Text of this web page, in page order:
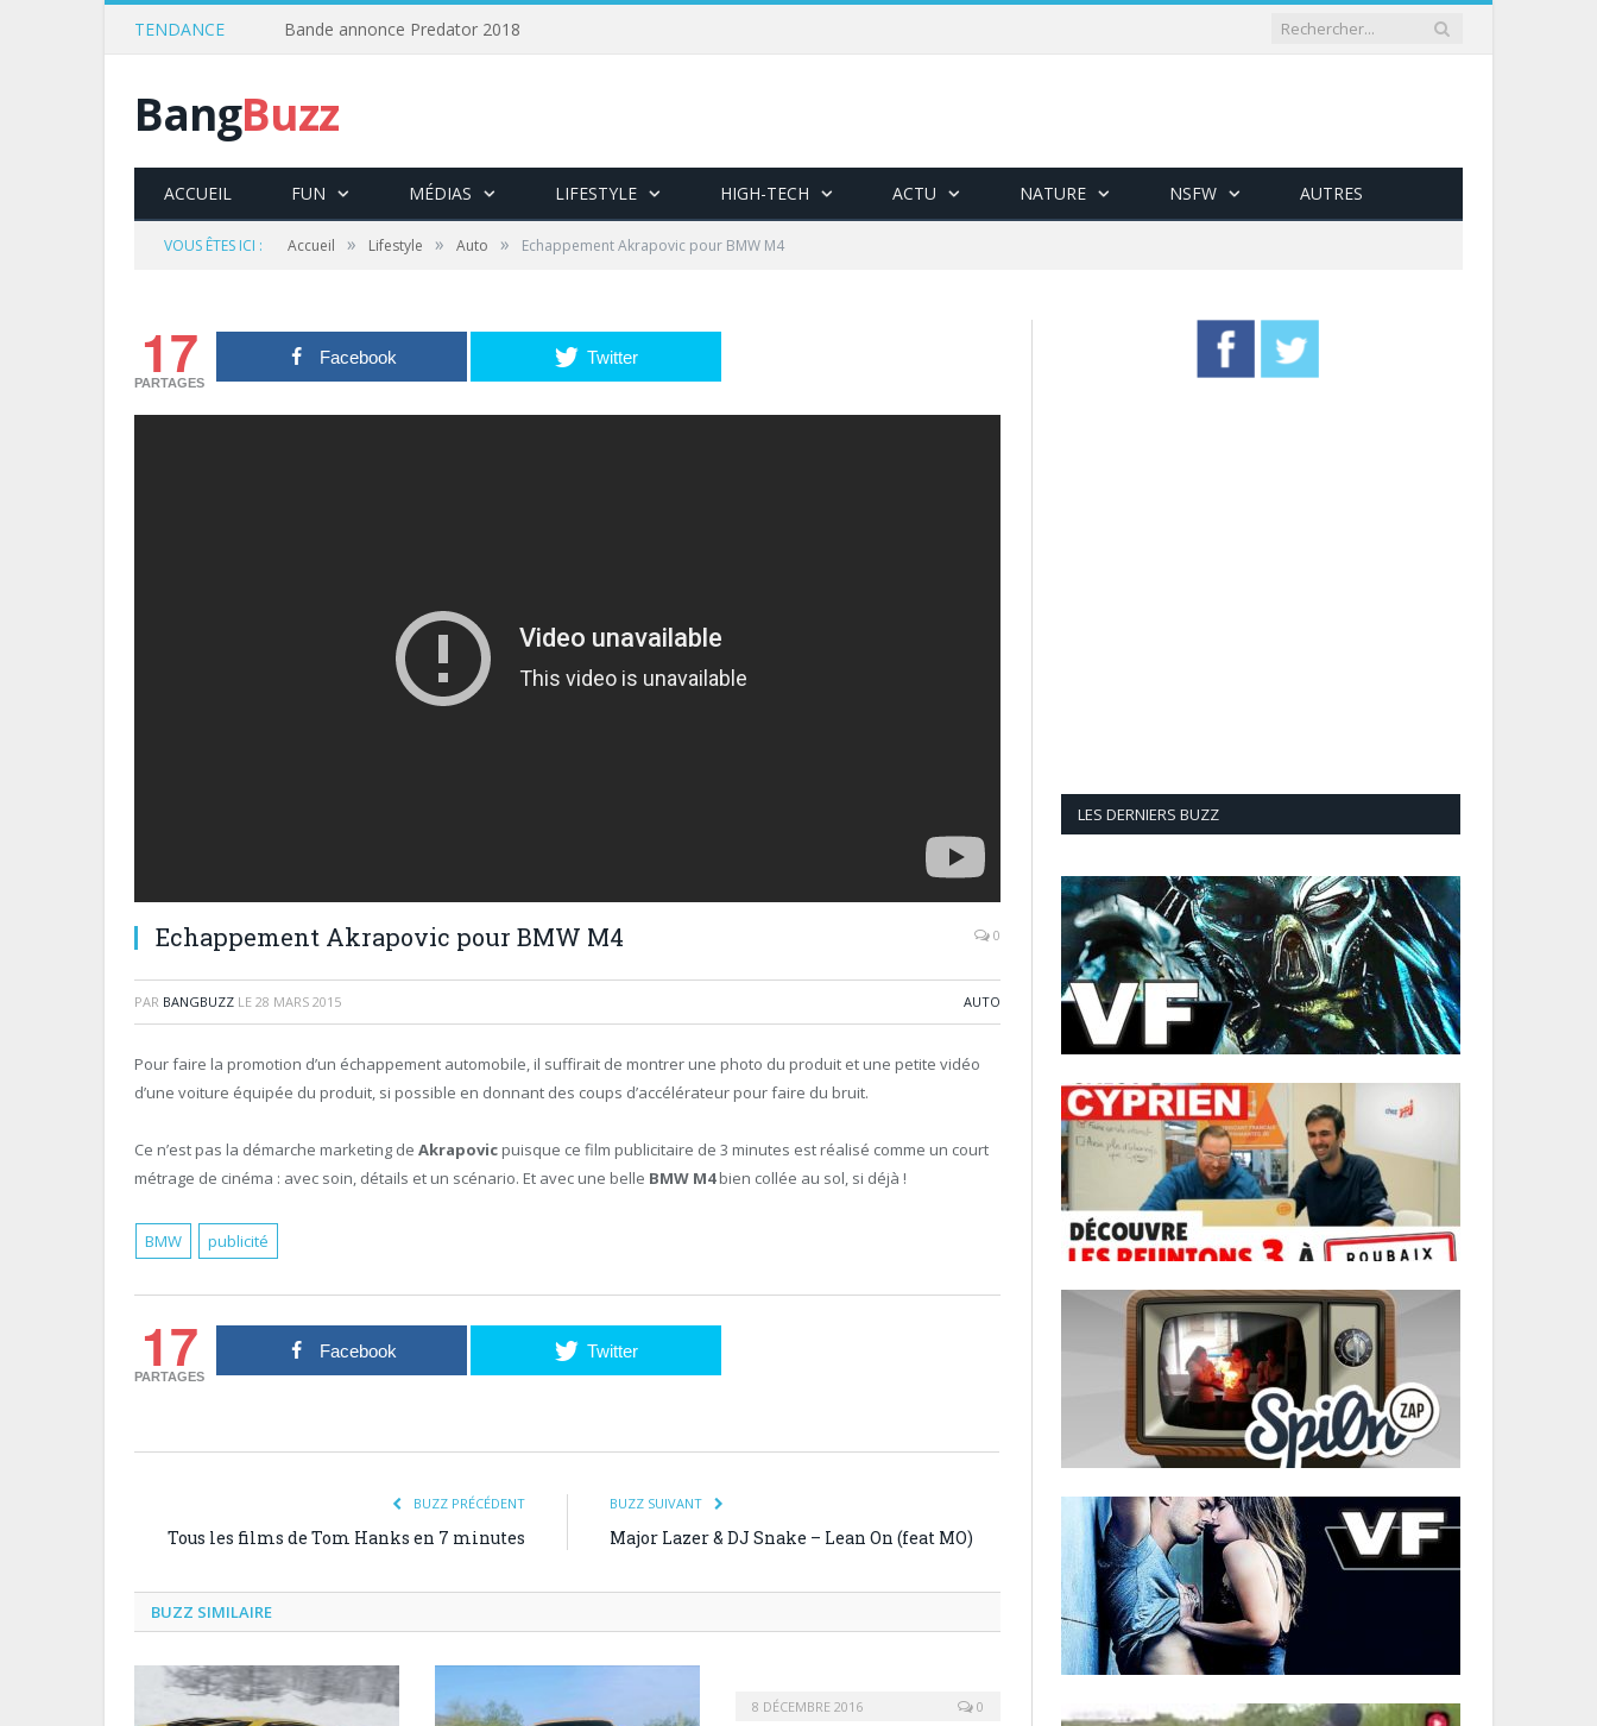
TENDANCE Bande annonce Predator 2018
BangBuzz
ACCUEIL FUN MÉDIAS LIFESTYLE HIGH-TECH ACTU NATURE NSFW AUTRES
VOUS ÊTES ICI : Accueil » Lifestyle » Auto » Echappement Akrapovic pour BMW M4
17
PARTAGES
Facebook Twitter
Echappement Akrapovic pour BMW M4 0
PAR BANGBUZZ LE 28 MARS 2015 AUTO
Pour faire la promotion d’un échappement automobile, il suffirait de montrer une photo du produit et une petite vidéo
d’une voiture équipée du produit, si possible en donnant des coups d’accélérateur pour faire du bruit.
Ce n’est pas la démarche marketing de Akrapovic puisque ce film publicitaire de 3 minutes est réalisé comme un court
métrage de cinéma : avec soin, détails et un scénario. Et avec une belle BMW M4bien collée au sol, si déjà !
BMW publicité
17
PARTAGES
Facebook Twitter
BUZZ PRÉCÉDENT
Tous les films de Tom Hanks en 7 minutes
BUZZ SUIVANT
Major Lazer & DJ Snake – Lean On (feat MO)
BUZZ SIMILAIRE
8 DÉCEMBRE 2016 0
LES DERNIERS BUZZ